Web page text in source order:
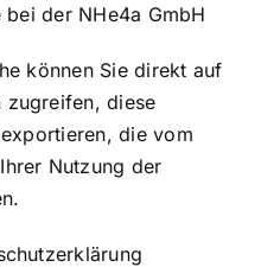
der NHe4a GmbH
können Sie direkt auf
zugreifen, diese
die vom
Nutzung der